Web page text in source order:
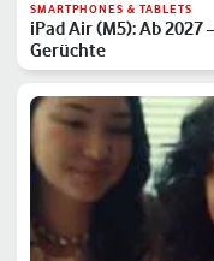
SMARTPHONES & TABLETS
iPad Air (M5): Ab
Gerüchte